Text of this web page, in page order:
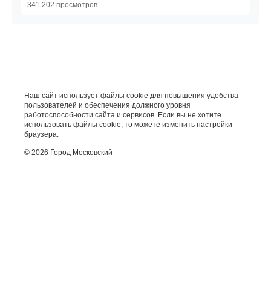
341 202 просмотров
Наш сайт использует файлы cookie для повышения удобства
пользователей и обеспечения должного уровня
работоспособности сайта и сервисов. Если вы не хотите
использовать файлы cookie, то можете изменить настройки
браузера.
© 2026 Город Московский